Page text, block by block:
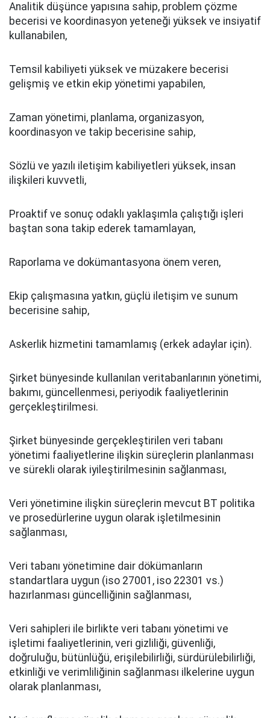
Analitik düşünce yapısına sahip, problem çözme
becerisi ve koordinasyon yeteneği yüksek ve insiyatif
kullanabilen,
Temsil kabiliyeti yüksek ve müzakere becerisi
gelişmiş ve etkin ekip yönetimi yapabilen,
Zaman yönetimi, planlama, organizasyon,
koordinasyon ve takip becerisine sahip,
Sözlü ve yazılı iletişim kabiliyetleri yüksek, insan
ilişkileri kuvvetli,
Proaktif ve sonuç odaklı yaklaşımla çalıştığı işleri
baştan sona takip ederek tamamlayan,
Raporlama ve dokümantasyona önem veren,
Ekip çalışmasına yatkın, güçlü iletişim ve sunum
becerisine sahip,
Askerlik hizmetini tamamlamış (erkek adaylar için).
Şirket bünyesinde kullanılan veritabanlarının yönetimi,
bakımı, güncellenmesi, periyodik faaliyetlerinin
gerçekleştirilmesi.
Şirket bünyesinde gerçekleştirilen veri tabanı
yönetimi faaliyetlerine ilişkin süreçlerin planlanması
ve sürekli olarak iyileştirilmesinin sağlanması,
Veri yönetimine ilişkin süreçlerin mevcut BT politika
ve prosedürlerine uygun olarak işletilmesinin
sağlanması,
Veri tabanı yönetimine dair dökümanların
standartlara uygun (iso 27001, iso 22301 vs.)
hazırlanması güncelliğinin sağlanması,
Veri sahipleri ile birlikte veri tabanı yönetimi ve
işletimi faaliyetlerinin, veri gizliliği, güvenliği,
doğruluğu, bütünlüğü, erişilebilirliği, sürdürülebilirliği,
etkinliği ve verimliliğinin sağlanması ilkelerine uygun
olarak planlanması,